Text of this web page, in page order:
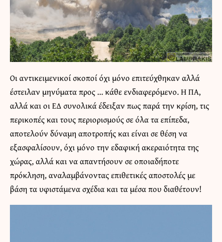
Οι αντικειμενικοί σκοποί όχι μόνο επιτεύχθηκαν αλλά
έστειλαν μηνύματα προς … κάθε ενδιαφερόμενο. Η ΠΑ,
αλλά και οι ΕΔ συνολικά έδειξαν πως παρά την κρίση, τις
περικοπές και τους περιορισμούς σε όλα τα επίπεδα,
αποτελούν δύναμη αποτροπής και είναι σε θέση να
εξασφαλίσουν, όχι μόνο την εδαφική ακεραιότητα της
χώρας, αλλά και να απαντήσουν σε οποιαδήποτε
πρόκληση, αναλαμβάνοντας επιθετικές αποστολές με
βάση τα υφιστάμενα σχέδια και τα μέσα που διαθέτουν!